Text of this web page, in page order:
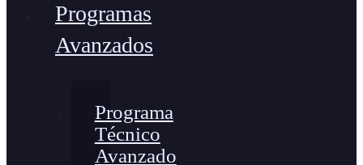
Programas
Avanzados
Programa
Técnico
Avanzado